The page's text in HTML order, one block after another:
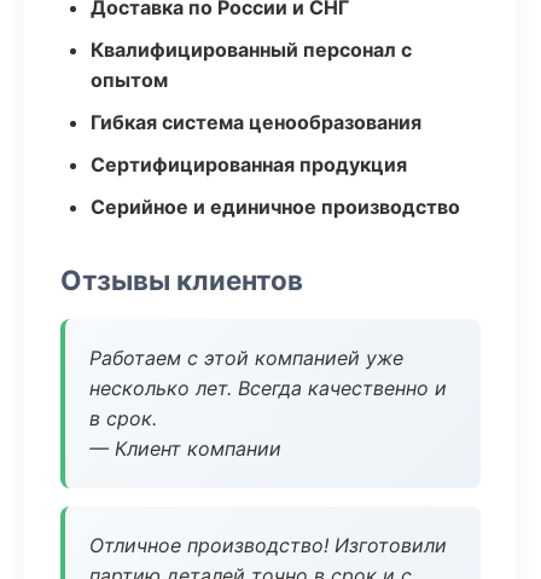
Доставка по России и СНГ
Квалифицированный персонал с
опытом
Гибкая система ценообразования
Сертифицированная продукция
Серийное и единичное производство
Отзывы клиентов
Работаем с этой компанией уже
несколько лет. Всегда качественно и
в срок.
— Клиент компании
Отличное производство! Изготовили